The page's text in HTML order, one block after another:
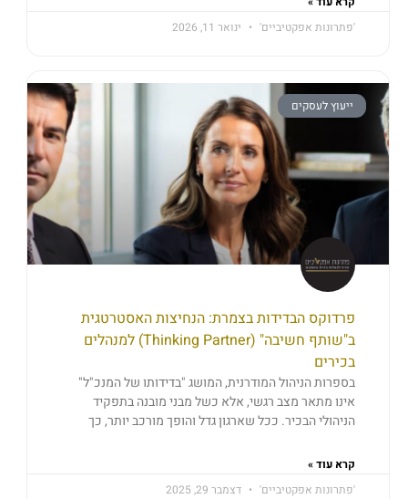
'פתרונות אפקטיביים'
ינואר 11, 2026
ייעוץ לעסקים
פרדוקס הבדידות בצמרת: הנחיצות האסטרטגית
ב"שותף חשיבה" (Thinking Partner) למנהלים
בכירים
בספרות הניהול המודרנית, המושג "בדידותו של המנכ"ל"
אינו מתאר מצב רגשי, אלא כשל מבני מובנה בתפקיד
הניהולי הבכיר. ככל שארגון גדל והופך מורכב יותר, כך
קרא עוד »
'פתרונות אפקטיביים'
דצמבר 29, 2025